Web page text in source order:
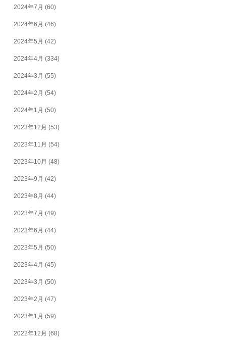
2024年7月 (60)
2024年6月 (46)
2024年5月 (42)
2024年4月 (334)
2024年3月 (55)
2024年2月 (54)
2024年1月 (50)
2023年12月 (53)
2023年11月 (54)
2023年10月 (48)
2023年9月 (42)
2023年8月 (44)
2023年7月 (49)
2023年6月 (44)
2023年5月 (50)
2023年4月 (45)
2023年3月 (50)
2023年2月 (47)
2023年1月 (59)
2022年12月 (68)